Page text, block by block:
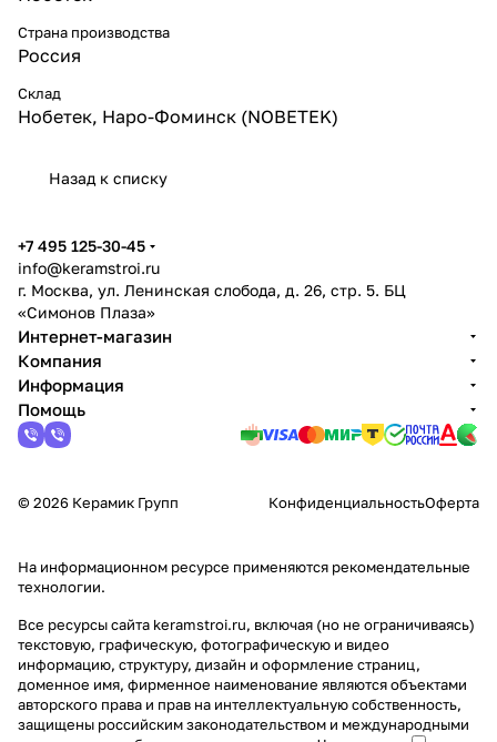
Страна производства
Россия
Склад
Нобетек, Наро-Фоминск (NOBETEK)
Назад к списку
+7 495 125-30-45
info@keramstroi.ru
г. Москва, ул. Ленинская слобода, д. 26, стр. 5. БЦ
«Симонов Плаза»
Интернет-магазин
Компания
Информация
Помощь
© 2026 Керамик Групп КонфиденциальностьОферта
На информационном ресурсе применяются рекомендательные
технологии.
Все ресурсы сайта keramstroi.ru, включая (но не ограничиваясь)
текстовую, графическую, фотографическую и видео
информацию, структуру, дизайн и оформление страниц,
доменное имя, фирменное наименование являются объектами
авторского права и прав на интеллектуальную собственность,
защищены российским законодательством и международными